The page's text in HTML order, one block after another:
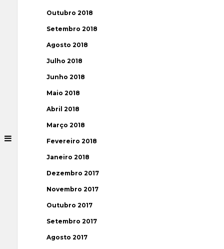
Outubro 2018
Setembro 2018
Agosto 2018
Julho 2018
Junho 2018
Maio 2018
Abril 2018
Março 2018
Fevereiro 2018
Janeiro 2018
Dezembro 2017
Novembro 2017
Outubro 2017
Setembro 2017
Agosto 2017